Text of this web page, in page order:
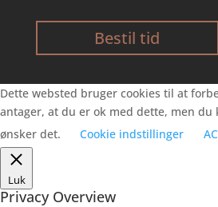
Bestil tid
Dette websted bruger cookies til at
antager, at du er ok med dette, men
ønsker det.
Cookie indstillinger
Luk
Privacy Overview